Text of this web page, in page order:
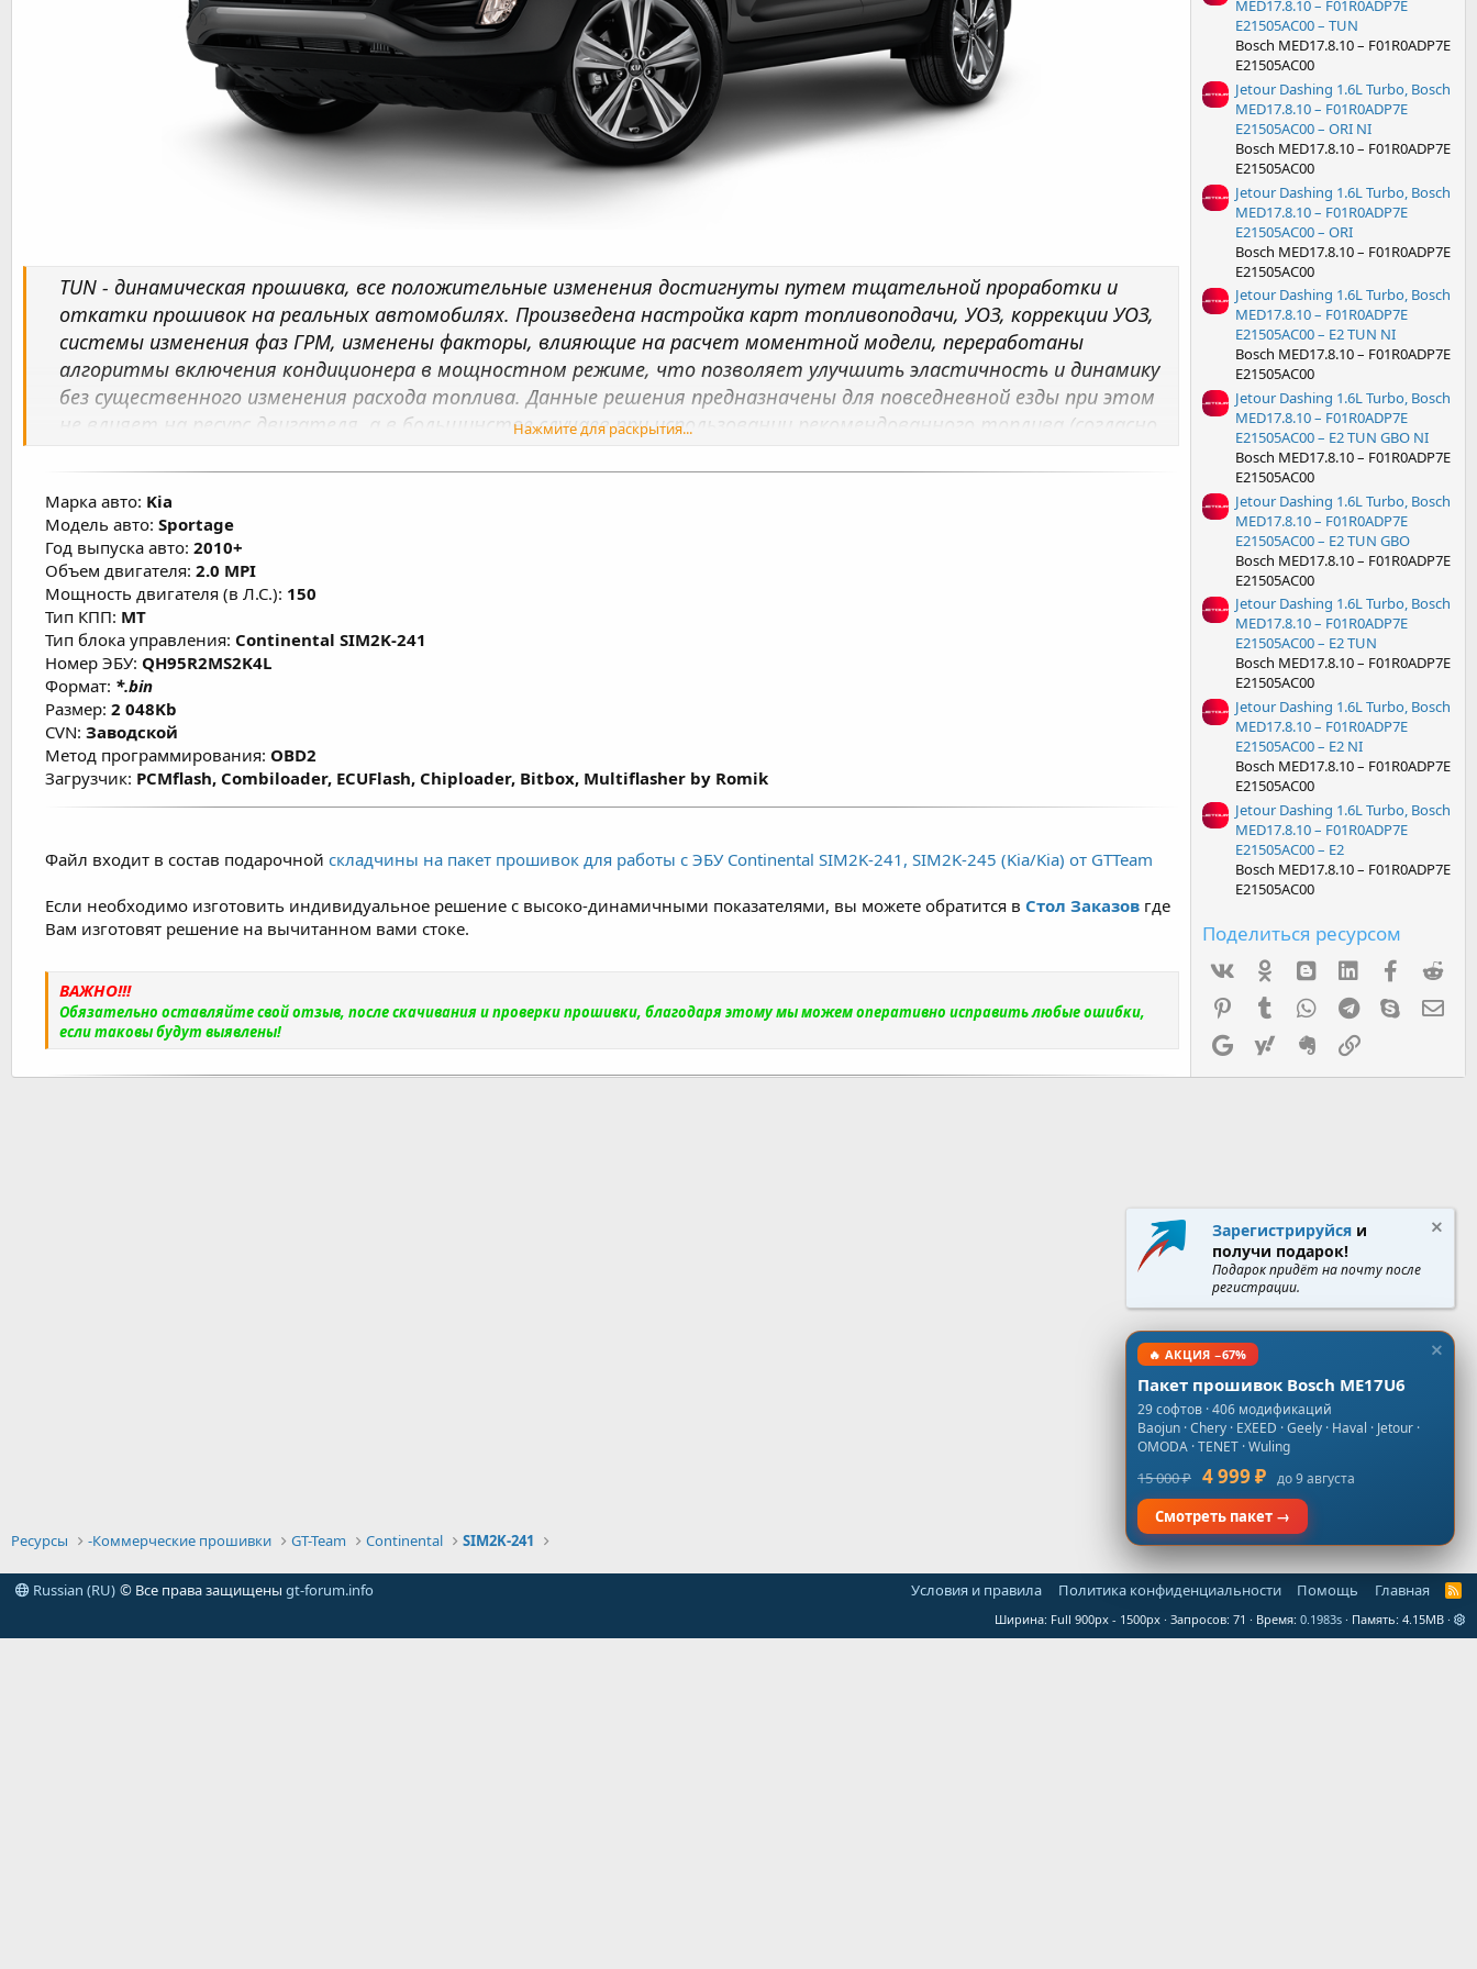
TUN - динамическая прошивка, все положительные изменения достигнуты путем тщательной проработки и
откатки прошивок на реальных автомобилях. Произведена настройка карт топливоподачи, УОЗ, коррекции УОЗ,
системы изменения фаз ГРМ, изменены факторы, влияющие на расчет моментной модели, переработаны
алгоритмы включения кондиционера в мощностном режиме, что позволяет улучшить эластичность и динамику
без существенного изменения расхода топлива. Данные решения предназначены для повседневной езды при этом
не влияет на ресурс двигателя, а в большинстве случаев при использовании рекомендованного топлива (согласно
Для атмосферных двигателей прирост по крутящему моменту составляет примерно 7–12% и зависит от
состояния двигателя, условий эксплуатации и типа используемого топлива.
Нажмите для раскрытия...
Марка авто: Kia
Модель авто: Sportage
Год выпуска авто: 2010+
Объем двигателя: 2.0 MPI
Мощность двигателя (в Л.С.): 150
Тип КПП: MT
Тип блока управления: Continental SIM2K-241
Номер ЭБУ: QH95R2MS2K4L
Формат: *.bin
Размер: 2 048Kb
CVN: Заводской
Метод программирования: OBD2
Загрузчик: PCMflash, Combiloader, ECUFlash, Chiploader, Bitbox, Multiflasher by Romik
Файл входит в состав подарочной складчины на пакет прошивок для работы с ЭБУ Continental SIM2K-241, SIM2K-245 (Kia/Kia) от GTTeam
Если необходимо изготовить индивидуальное решение с высоко-динамичными показателями, вы можете обратится в Стол Заказов где
Вам изготовят решение на вычитанном вами стоке.
ВАЖНО!!!
Обязательно оставляйте свой отзыв, после скачивания и проверки прошивки, благодаря этому мы можем оперативно исправить любые ошибки,
если таковы будут выявлены!
MED17.8.10 – F01R0ADP7E
E21505AC00 – TUN
Bosch MED17.8.10 – F01R0ADP7E
E21505AC00
Jetour Dashing 1.6L Turbo, Bosch
MED17.8.10 – F01R0ADP7E
E21505AC00 – ORI NI
Bosch MED17.8.10 – F01R0ADP7E
E21505AC00
Jetour Dashing 1.6L Turbo, Bosch
MED17.8.10 – F01R0ADP7E
E21505AC00 – ORI
Bosch MED17.8.10 – F01R0ADP7E
E21505AC00
Jetour Dashing 1.6L Turbo, Bosch
MED17.8.10 – F01R0ADP7E
E21505AC00 – E2 TUN NI
Bosch MED17.8.10 – F01R0ADP7E
E21505AC00
Jetour Dashing 1.6L Turbo, Bosch
MED17.8.10 – F01R0ADP7E
E21505AC00 – E2 TUN GBO NI
Bosch MED17.8.10 – F01R0ADP7E
E21505AC00
Jetour Dashing 1.6L Turbo, Bosch
MED17.8.10 – F01R0ADP7E
E21505AC00 – E2 TUN GBO
Bosch MED17.8.10 – F01R0ADP7E
E21505AC00
Jetour Dashing 1.6L Turbo, Bosch
MED17.8.10 – F01R0ADP7E
E21505AC00 – E2 TUN
Bosch MED17.8.10 – F01R0ADP7E
E21505AC00
Jetour Dashing 1.6L Turbo, Bosch
MED17.8.10 – F01R0ADP7E
E21505AC00 – E2 NI
Bosch MED17.8.10 – F01R0ADP7E
E21505AC00
Jetour Dashing 1.6L Turbo, Bosch
MED17.8.10 – F01R0ADP7E
E21505AC00 – E2
Bosch MED17.8.10 – F01R0ADP7E
E21505AC00
Поделиться ресурсом
Ok mes_blogger
Linked InFacebook
PinterestTumblr WhatsAppTelegram
Skype
Google Yahoo Evernote
Ресурсы -Коммерческие прошивки GT-Team Continental SIM2K-241
Russian (RU) © Все права защищены gt-forum.info Условия и правила Политика конфиденциальности Помощь Главная
R
S
Ширина Запросов 71 Время 0.1983s Память 4.15MB
Зарегистрируйся и
получи подарок!
Подарок придёт на почту после
регистрации.
🔥 АКЦИЯ −67%
Пакет прошивок Bosch ME17U6
29 софтов · 406 модификаций
Baojun · Chery · EXEED · Geely · Haval · Jetour ·
OMODA · TENET · Wuling
15 000 ₽ 4 999 ₽ до 9 августа
Смотреть пакет →